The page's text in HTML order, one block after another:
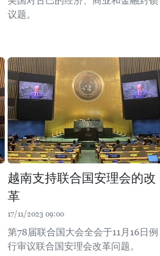
议题。
越南支持联合国安理会的改
革
17/11/2023 09:00
第78届联合国大会全会于11月16日例
行审议联合国安理会改革问题。